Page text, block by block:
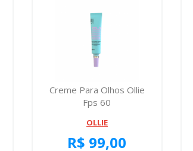
Creme Para Olhos Ollie
Fps 60
OLLIE
R$ 99,00